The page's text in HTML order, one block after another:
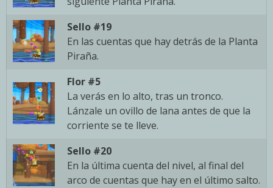
Sello #19
En las cuentas que hay detrás de la Planta
Piraña.
Flor #5
La verás en lo alto, tras un tronco.
Lánzale un ovillo de lana antes de que la
corriente se te lleve.
Sello #20
En la última cuenta del nivel, al final del
arco de cuentas que hay en el último salto.